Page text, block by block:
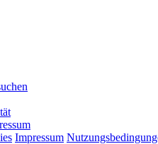
Impressum